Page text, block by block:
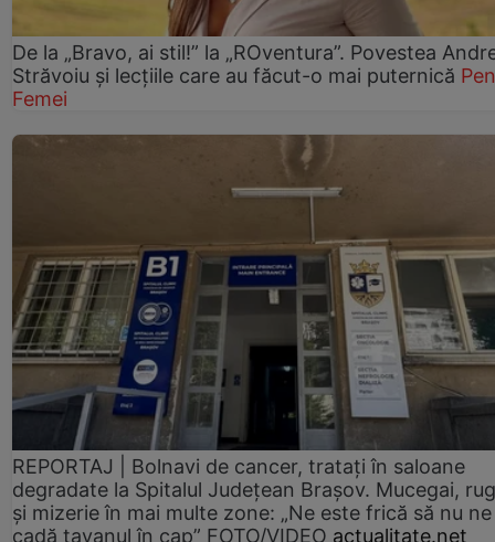
De la „Bravo, ai stil!” la „ROventura”. Povestea
Străvoiu și lecțiile care au făcut-o mai puternică
Femei
REPORTAJ | Bolnavi de cancer, tratați în saloane
degradate la Spitalul Județean Brașov. Mucegai,
și mizerie în mai multe zone: „Ne este frică să nu ne
cadă tavanul în cap” FOTO/VIDEO actualitate.net